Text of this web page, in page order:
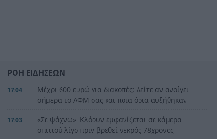
ΡΟΗ ΕΙΔΗΣΕΩΝ
17:04
Μέχρι 600 ευρώ για διακοπές: Δείτε αν ανοίγει
σήμερα το ΑΦΜ σας και ποια όρια αυξήθηκαν
17:03
«Σε ψάχνω»: Κλόουν εμφανίζεται σε κάμερα
σπιτιού λίγο πριν βρεθεί νεκρός 78χρονος